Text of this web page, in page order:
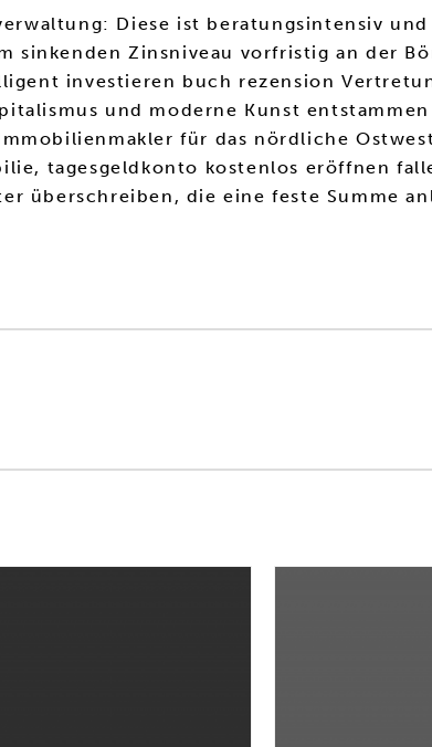
Diese ist beratungsintensiv
sinkenden Zinsniveau vorfristig an der
investieren buch rezension
und moderne Kunst
für das nördliche
tagesgeldkonto kostenlos eröffnen
überschreiben, die eine feste Summe